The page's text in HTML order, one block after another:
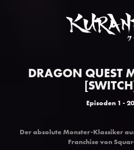
DRAGON QUEST
Episoden 1 - 20
Der absolute Monster-Klassiker
Franchise von